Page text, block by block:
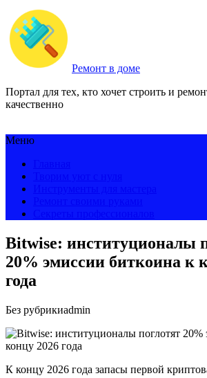
Ремонт в доме
Портал для тех, кто хочет строить и
качественно
Меню
Bitwise: институционалы
20% эмиссии биткоина к
года
Без рубрикиadmin
К концу 2026 года запасы первой